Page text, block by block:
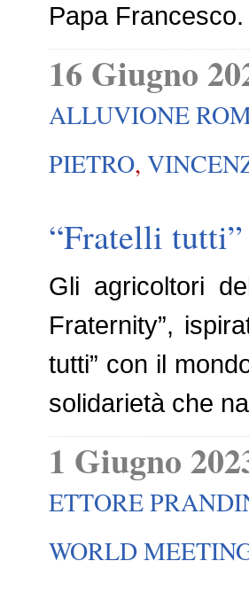
Papa
16 Giugno
ALLUVIONE
PIETRO,
“Fratelli tutti”
Gli agricoltori
Fraternity”,
tutti” con il
solidarietà che
1 Giugno
ETTORE
WORLD